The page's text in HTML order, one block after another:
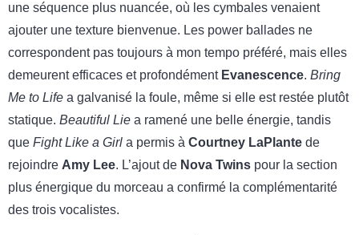
une séquence plus nuancée, où les cymbales venaient
ajouter une texture bienvenue. Les power ballades ne
correspondent pas toujours à mon tempo préféré, mais elles
demeurent efficaces et profondément Evanescence. Bring
Me to Life a galvanisé la foule, même si elle est restée plutôt
statique. Beautiful Lie a ramené une belle énergie, tandis
que Fight Like a Girl a permis à Courtney LaPlante de
rejoindre Amy Lee. L’ajout de Nova Twins pour la section
plus énergique du morceau a confirmé la complémentarité
des trois vocalistes.